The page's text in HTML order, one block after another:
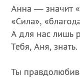
Анна — значит
«Сила»,
А для нас лишь
Тебя, Аня, знать.
Ты